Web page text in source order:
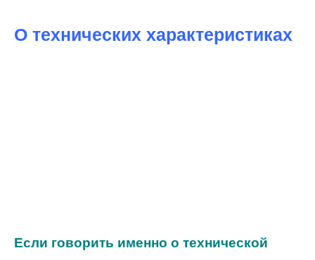
О технических характеристиках
Если говорить именно о технической